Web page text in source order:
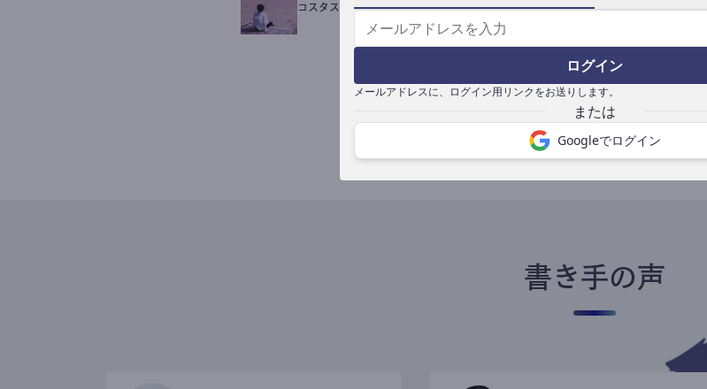
ログイン
メールアドレスに、ログイン用リンクをお送りします。
Googleでログイン
コスタス
書き手になる
書き手の声